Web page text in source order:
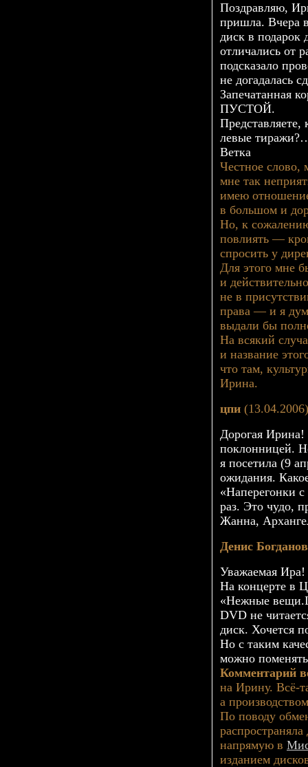
Поздравляю,
пришла. Вчера
диск в подарок
отличались от
подсказало
не догадалась
Запечатанная
ПУСТОЙ.
левые
Ветка
Честное слово,
мне так
имею
в большом и
Но, к
повлиять —
спросить у
Для этого мне
и
не в
права — и я
выдали бы
На всякий
и название
что там,
Ирина.
цпи (13.04.2006)
Дорогая Ирина!
поклонницей.
я посетила (9
ожидания.
«Наперегонки
раз. Это чудо,
Жанна,
Денис Богданов
Уважаемая Ира!
На концерте в
«Нежные
DVD не
диск. Хочется
Но с таким
можно
Комментарий
на Ирину. Всё-
а
По поводу
напрямую в
изданием